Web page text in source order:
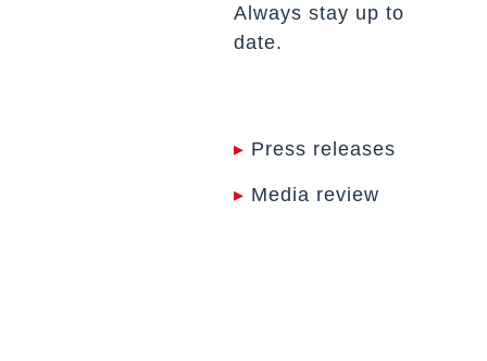
Always stay up to
date.
▸ Press releases
▸ Media review